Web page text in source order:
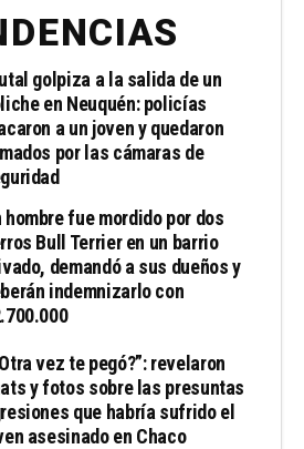
golpiza a la salida de un
en Neuquén: policías
a un joven y quedaron
por las cámaras de
hombre fue mordido por dos
Bull Terrier en un barrio
demandó a sus dueños y
indemnizarlo con
vez te pegó?”: revelaron
y fotos sobre las presuntas
que habría sufrido el
asesinado en Chaco